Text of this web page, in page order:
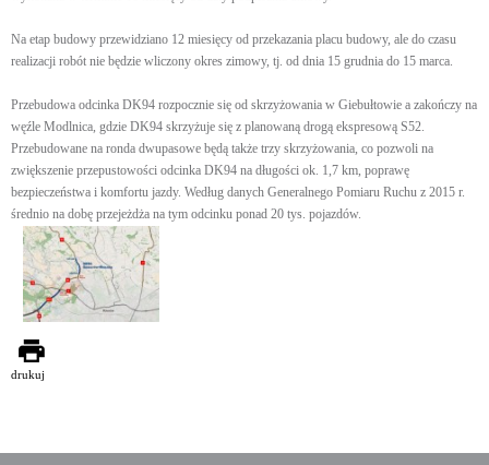
Na etap budowy przewidziano 12 miesięcy od przekazania placu budowy, ale do czasu
realizacji robót nie będzie wliczony okres zimowy, tj. od dnia 15 grudnia do 15 marca.
Przebudowa odcinka DK94 rozpocznie się od skrzyżowania w Giebułtowie a zakończy na
węźle Modlnica, gdzie DK94 skrzyżuje się z planowaną drogą ekspresową S52.
Przebudowane na ronda dwupasowe będą także trzy skrzyżowania, co pozwoli na
zwiększenie przepustowości odcinka DK94 na długości ok. 1,7 km, poprawę
bezpieczeństwa i komfortu jazdy. Według danych Generalnego Pomiaru Ruchu z 2015 r.
średnio na dobę przejeżdża na tym odcinku ponad 20 tys. pojazdów.
drukuj